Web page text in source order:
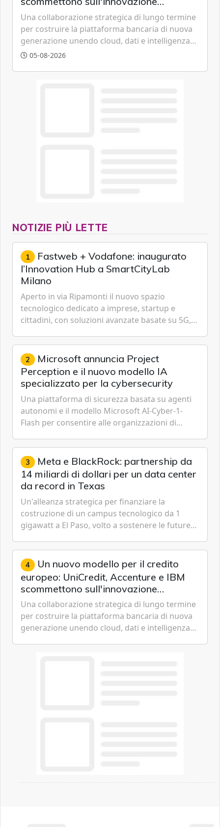
tecnologica
Una collaborazione strategica di lungo termine
per costruire la piattaforma bancaria di nuova
generazione unendo cloud, dati e intelligenza
artificiale.
05-08-2026
NOTIZIE PIÙ LETTE
1 Fastweb + Vodafone: inaugurato
l’Innovation Hub a SmartCityLab
Milano
Aperto in via Ripamonti il nuovo spazio
tecnologico dedicato a imprese, startup e
cittadini, con soluzioni avanzate basate su 5G,
Cybersecurity.
2 Microsoft annuncia Project
Perception e il nuovo modello IA
specializzato per la cybersecurity
Una piattaforma di sicurezza basata su agenti
autonomi e il modello Microsoft AI-Cyber-1-
Flash per consentire alle organizzazioni di
gestione continua del rischio.
3 Meta e BlackRock: partnership da
14 miliardi di dollari per un data center
da record in Texas
Un'alleanza strategica per finanziare la
costruzione di un campus tecnologico da 1
gigawatt a El Paso, volto a sostenere le future
artificiale dell'azienda di Mark Zuckerberg.
4 Un nuovo modello per il credito
europeo: UniCredit, Accenture e IBM
scommettono sull'innovazione
tecnologica
Una collaborazione strategica di lungo termine
per costruire la piattaforma bancaria di nuova
generazione unendo cloud, dati e intelligenza